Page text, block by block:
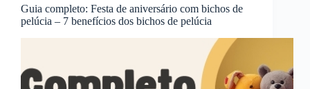
Guia completo: Festa de aniversário com bichos de
pelúcia – 7 benefícios dos bichos de pelúcia